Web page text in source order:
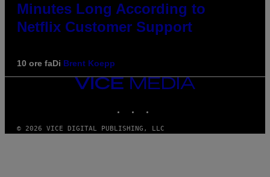
Minutes Long According to
Netflix Customer Support
10 ore faDi Brent Koepp
VICE
© 2026 VICE DIGITAL PUBLISHING, LLC